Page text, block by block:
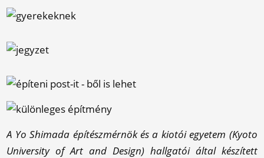
A Yo Shimada építészmérnök és a kiotói egyetem (Kyoto
University of Art and Design) hallgatói által készített